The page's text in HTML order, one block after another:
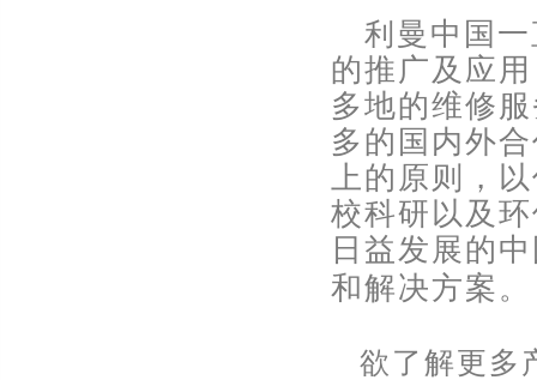
利 曼中国
的推广及应
多地的维修
多的国内外
上的原则，
校科研以及
日益发展的
和解决方案 。
欲了解更多